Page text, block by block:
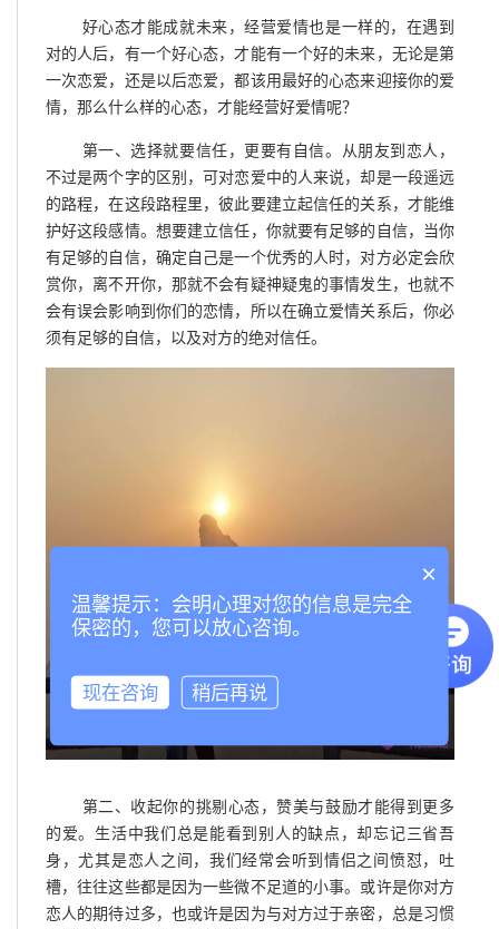
好心态才能成就未来，经营爱情也是一样的，在遇到
对的人后，有一个好心态，才能有一个好的未来，无论是第
一次恋爱，还是以后恋爱，都该用最好的心态来迎接你的爱
情，那么什么样的心态，才能经营好爱情呢？
第一、选择就要信任，更要有自信。从朋友到恋人，
不过是两个字的区别，可对恋爱中的人来说，却是一段遥远
的路程，在这段路程里，彼此要建立起信任的关系，才能维
护好这段感情。想要建立信任，你就要有足够的自信，当你
有足够的自信，确定自己是一个优秀的人时，对方必定会欣
赏你，离不开你，那就不会有疑神疑鬼的事情发生，也就不
会有误会影响到你们的恋情，所以在确立爱情关系后，你必
须有足够的自信，以及对方的绝对信任。
第二、收起你的挑剔心态，赞美与鼓励才能得到更多
的爱。生活中我们总是能看到别人的缺点，却忘记三省吾
身，尤其是恋人之间，我们经常会听到情侣之间愤怼，吐
槽，往往这些都是因为一些微不足道的小事。或许是你对方
恋人的期待过多，也或许是因为与对方过于亲密，总是习惯
×
温馨提示：会明心理对您的信息是完全
保密的，您可以放心咨询。
现在咨询 稍后再说